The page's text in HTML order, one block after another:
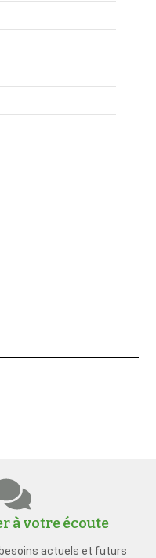
à votre écoute
actuels et futurs